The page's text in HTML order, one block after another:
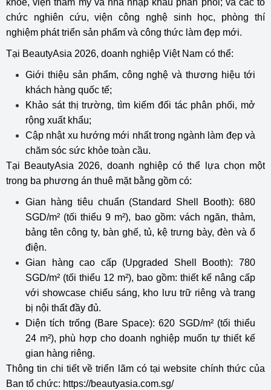
khỏe, viện thẩm mỹ và nhà nhập khẩu phân phối; và các tổ
chức nghiên cứu, viện công nghệ sinh học, phòng thí
nghiệm phát triển sản phẩm và công thức làm đẹp mới.
Tại BeautyAsia 2026, doanh nghiệp Việt Nam có thể:
Giới thiệu sản phẩm, công nghệ và thương hiệu tới
khách hàng quốc tế;
Khảo sát thị trường, tìm kiếm đối tác phân phối, mở
rộng xuất khẩu;
Cập nhật xu hướng mới nhất trong ngành làm đẹp và
chăm sóc sức khỏe toàn cầu.
Tại BeautyAsia 2026, doanh nghiệp có thể lựa chọn một
trong ba phương án thuê mặt bằng gồm có:
Gian hàng tiêu chuẩn (Standard Shell Booth): 680
SGD/m² (tối thiểu 9 m²), bao gồm: vách ngăn, thảm,
bảng tên công ty, bàn ghế, tủ, kệ trưng bày, đèn và ổ
điện.
Gian hàng cao cấp (Upgraded Shell Booth): 780
SGD/m² (tối thiểu 12 m²), bao gồm: thiết kế nâng cấp
với showcase chiếu sáng, kho lưu trữ riêng và trang
bị nội thất đầy đủ.
Diện tích trống (Bare Space): 620 SGD/m² (tối thiểu
24 m²), phù hợp cho doanh nghiệp muốn tự thiết kế
gian hàng riêng.
Thông tin chi tiết về triển lãm có tại website chính thức của
Ban tổ chức: https://beautyasia.com.sg/